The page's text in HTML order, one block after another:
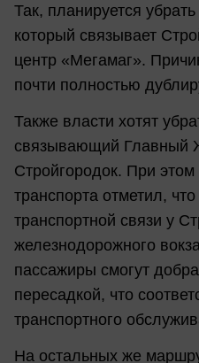
Так, планируется
который связывает
центр «Мегамаг».
почти полностью
Также власти хотят
связывающий Главный
Стройгородок. При
транспорта отметил,
транспортной связи у
железнодорожного
пассажиры смогут
пересадкой, что
транспортного
На остальных же